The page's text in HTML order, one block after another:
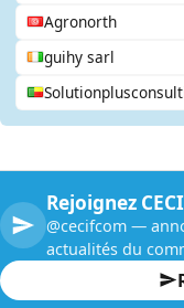
Agronorth
guihy sarl
Rejoignez
@cecifcom —
actualités du